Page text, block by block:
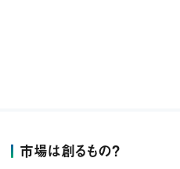
市場は創るもの？